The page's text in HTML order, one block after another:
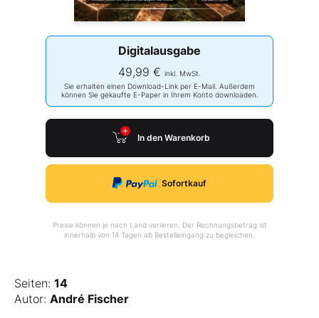
Digitalausgabe
49,99 € inkl. MwSt.
Sie erhalten einen Download-Link per E-Mail. Außerdem
können Sie gekaufte E-Paper in Ihrem Konto downloaden.
In den Warenkorb
Sofortkauf
Preise können je nach Land variieren. Der Rechnungsbetrag ist
innerhalb von 14 Tagen ab Bestelleingang zu begleichen.
Seiten: 14
Autor: André Fischer